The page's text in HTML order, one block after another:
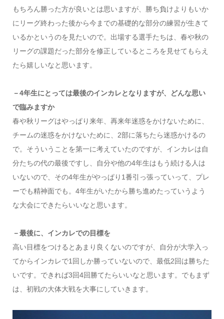
もちろん勝った方が良いとは思いますが、勝ち負けよりもいか
にリーグ終わった後から今までの基礎的な部分の練習が生きて
いるかというのを見たいので。出場する選手たちは、春や秋の
リーグの課題だった部分を修正しているところを見せてもらえ
たら嬉しいなと思います。
－4年生にとっては最後のインカレとなりますが、どんな思い
で臨みますか
春や秋リーグはやっぱり来年、再来年迷惑をかけないために、
チームの迷惑をかけないために、2部に落ちたら迷惑かけるの
で。そういうことを第一に考えていたのですが、インカレは自
分たちの代の最後ですし、自分や他の4年生はもう続ける人は
いないので、その4年生がやっぱり1番引っ張っていって、プレ
ーでも精神面でも。4年生がいたから勝ち進めたっていうよう
な大会にできたらいいなと思います。
－最後に、インカレでの目標を
高い目標をつけるとあまり良くないのですが、自分が大学入っ
てからインカレで1回しか勝っていないので、最低2回は勝ちた
いです。できれば3回4回勝てたらいいなと思います。でもまず
は、初戦の大体大戦を大事にしていきます。